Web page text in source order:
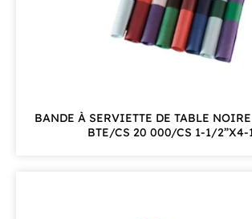
BANDE À SERVIETTE DE TABLE
BTE/CS 20 000/CS 1-1/2”X4-